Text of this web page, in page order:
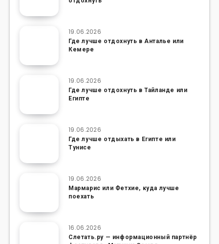
19.06.2026
Где лучше отдохнуть в Анталье или
Кемере
19.06.2026
Где лучше отдохнуть в Тайланде или
Египте
19.06.2026
Где лучше отдыхать в Египте или
Тунисе
19.06.2026
Мармарис или Фетхие, куда лучше
поехать
16.06.2026
Слетать.ру — информационный партнёр